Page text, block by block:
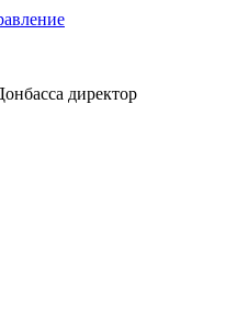
директор